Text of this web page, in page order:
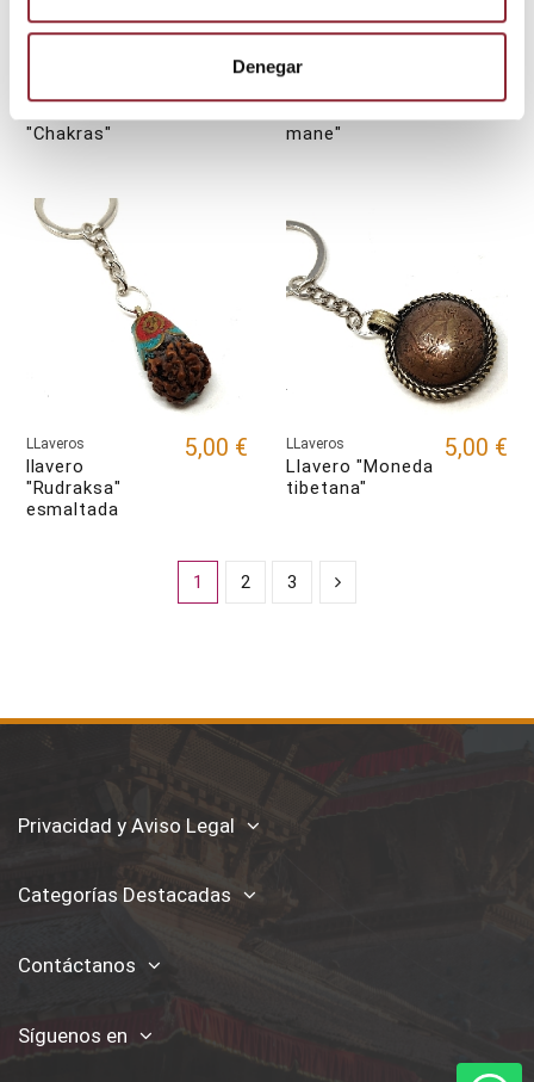
Denegar
"Chakras"
5,00 €
mane"
5,00 €
LLaveros
llavero
"Rudraksa"
esmaltada
5,00 € LLaveros
Llavero "Moneda
tibetana"
5,00 €
1 2 3
Privacidad y Aviso Legal
Categorías Destacadas
Contáctanos
Síguenos en